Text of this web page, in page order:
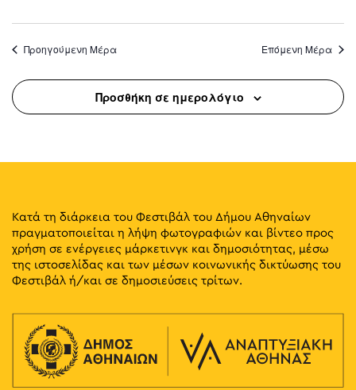
Προηγούμενη Μέρα Επόμενη Μέρα
Προσθήκη σε ημερολόγιο
Κατά τη διάρκεια του Φεστιβάλ του Δήμου Αθηναίων
πραγματοποιείται η λήψη φωτογραφιών και βίντεο προς
χρήση σε ενέργειες μάρκετινγκ και δημοσιότητας, μέσω
της ιστοσελίδας και των μέσων κοινωνικής δικτύωσης του
Φεστιβάλ ή/και σε δημοσιεύσεις τρίτων.